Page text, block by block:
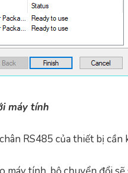
máy tính
RS485 của thiết bị cần